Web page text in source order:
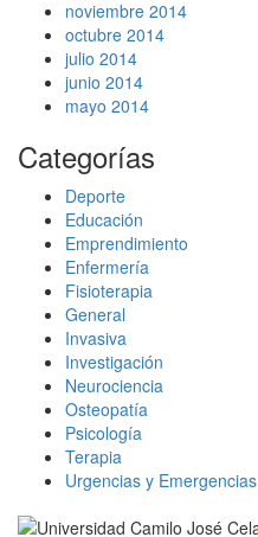
noviembre 2014
octubre 2014
julio 2014
junio 2014
mayo 2014
Categorías
Deporte
Educación
Emprendimiento
Enfermería
Fisioterapia
General
Invasiva
Investigación
Neurociencia
Osteopatía
Psicología
Terapia
Urgencias y Emergencias